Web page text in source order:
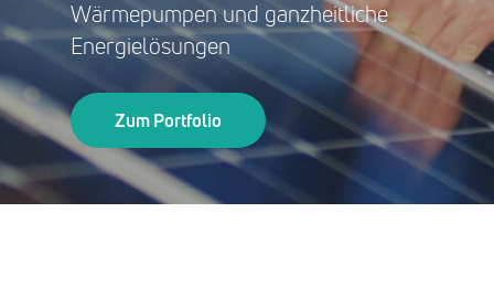
Wärmepumpen und ganzheitliche
Energielösungen
Zum Portfolio